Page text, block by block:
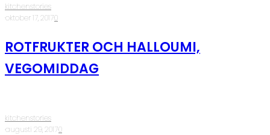
kitchenstories
·oktober 17, 2017·0
ROTFRUKTER OCH HALLOUMI,
VEGOMIDDAG
kitchenstories
·augusti 29, 2017·0